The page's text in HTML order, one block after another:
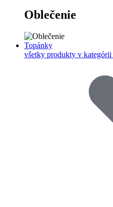
Oblečenie
Topánky
všetky produkty v kategórii